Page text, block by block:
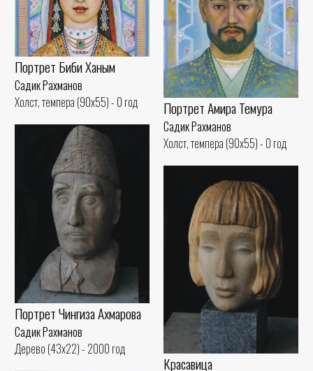
Портрет Биби Ханым
Садик Рахманов
Холст, темпера (90x55) - 0 год
Портрет Амира Темура
Садик Рахманов
Холст, темпера (90x55) - 0 год
Портрет Чингиза Ахмарова
Садик Рахманов
Дерево (43x22) - 2000 год
Красавица